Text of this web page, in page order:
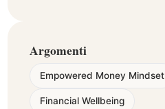
Argomenti
Empowered Money Mindset
Financial Wellbeing